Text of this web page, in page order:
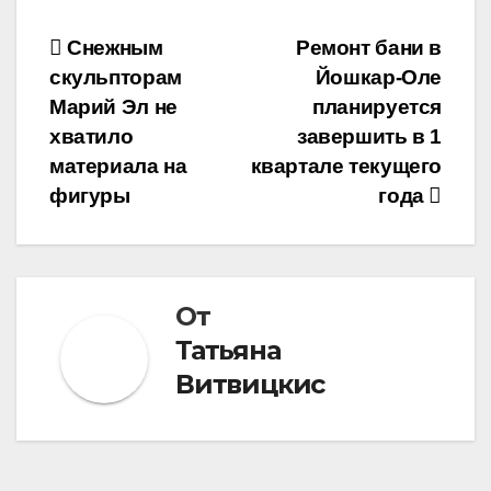
Навигация
по
записям
Ремонт бани в
Йошкар-Оле
планируется
завершить в 1
квартале текущего
года
Снежным
скульпторам
Марий Эл не
хватило
материала на
фигуры
От
Татьяна
Витвицкис